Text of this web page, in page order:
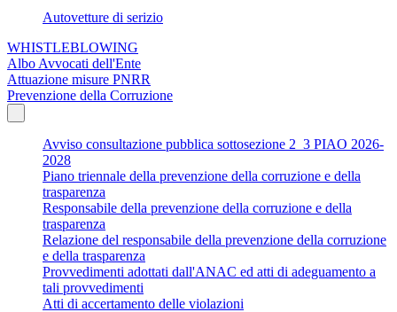
Autovetture di serizio
WHISTLEBLOWING
Albo Avvocati dell'Ente
Attuazione misure PNRR
Prevenzione della Corruzione
Avviso consultazione pubblica sottosezione 2_3 PIAO 2026-
2028
Piano triennale della prevenzione della corruzione e della
trasparenza
Responsabile della prevenzione della corruzione e della
trasparenza
Relazione del responsabile della prevenzione della corruzione
e della trasparenza
Provvedimenti adottati dall'ANAC ed atti di adeguamento a
tali provvedimenti
Atti di accertamento delle violazioni